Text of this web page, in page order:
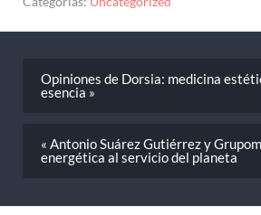
Opiniones de Dorsia: medicina
esencia »
« Antonio Suárez Gutiérrez y
energética al servicio del planeta